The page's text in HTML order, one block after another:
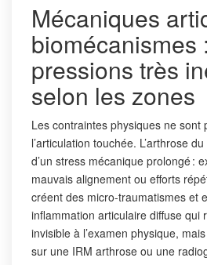
Mécaniques
biomécanismes
pressions très
selon les zones
Les contraintes physiques ne sont
l’articulation touchée. L’arthrose
d’un stress mécanique prolongé :
mauvais alignement ou efforts
créent des micro-traumatismes et
inflammation articulaire diffuse qui
invisible à l’examen physique,
sur une IRM arthrose ou une